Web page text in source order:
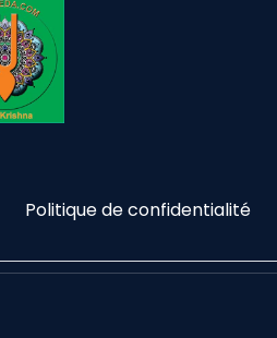
Politique de confidentialité